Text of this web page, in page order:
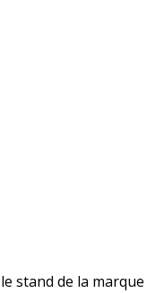
stand de la marque